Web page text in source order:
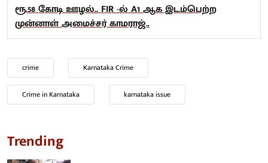
ரூ.58 கோடி ஊழல்.. FIR -ல் A1 ஆக இடம்பெற்ற
முன்னாள் அமைச்சர் காமராஜ்..
crime Karnataka Crime
Crime in Karnataka karnataka issue
Trending